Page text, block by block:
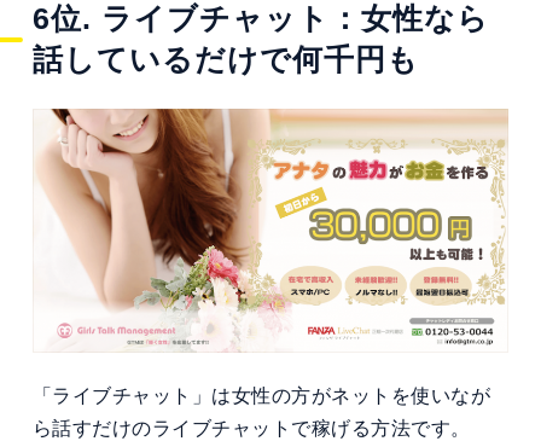
6位. ライブチャット：女性なら
話しているだけで何千円も
「ライブチャット」は女性の方がネットを使いなが
ら話すだけのライブチャットで稼げる方法です。